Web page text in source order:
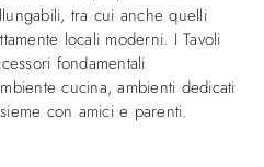
tra cui anche quelli
locali moderni. I Tavoli
fondamentali
cucina, ambienti dedicati
con amici e parenti.